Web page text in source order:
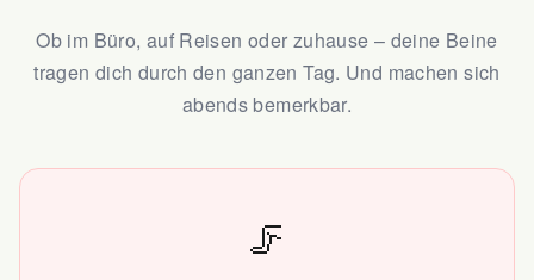
Ob im Büro, auf Reisen oder zuhause – deine Beine
tragen dich durch den ganzen Tag. Und machen sich
abends bemerkbar.
🦵